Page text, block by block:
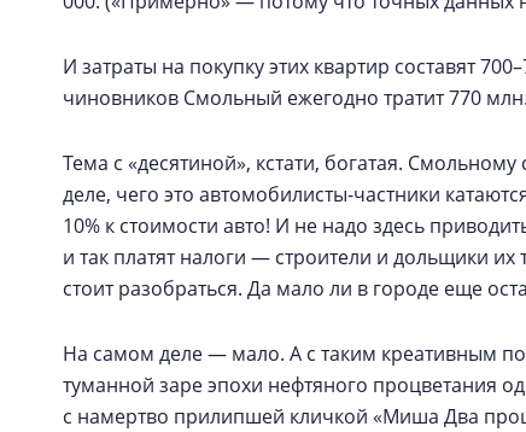
И затраты на покупку этих квартир составят
чиновников Смольный ежегодно тратит 770 млн.
Тема с «десятиной», кстати, богатая.
деле, чего это автомобилисты-частники
10% к стоимости авто! И не надо здесь
и так платят налоги — строители и дольщики
стоит разобраться. Да мало ли в городе еще
На самом деле — мало. А с таким креативным
туманной заре эпохи нефтяного процветания
с намертво прилипшей кличкой «Миша Два